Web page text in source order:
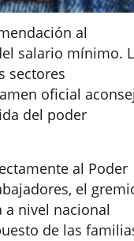
al
salario mínimo.
sectores
oficial
del poder
al Poder
el
a nivel nacional
de las